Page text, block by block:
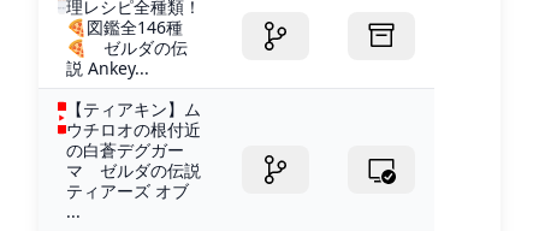
理レシピ全種類！
🍕図鑑全146種
🍕 ゼルダの伝
説 Ankey...
【ティアキン】ム
ウチロオの根付近
の白蒼デグガー
マ ゼルダの伝説
ティアーズ オブ
...